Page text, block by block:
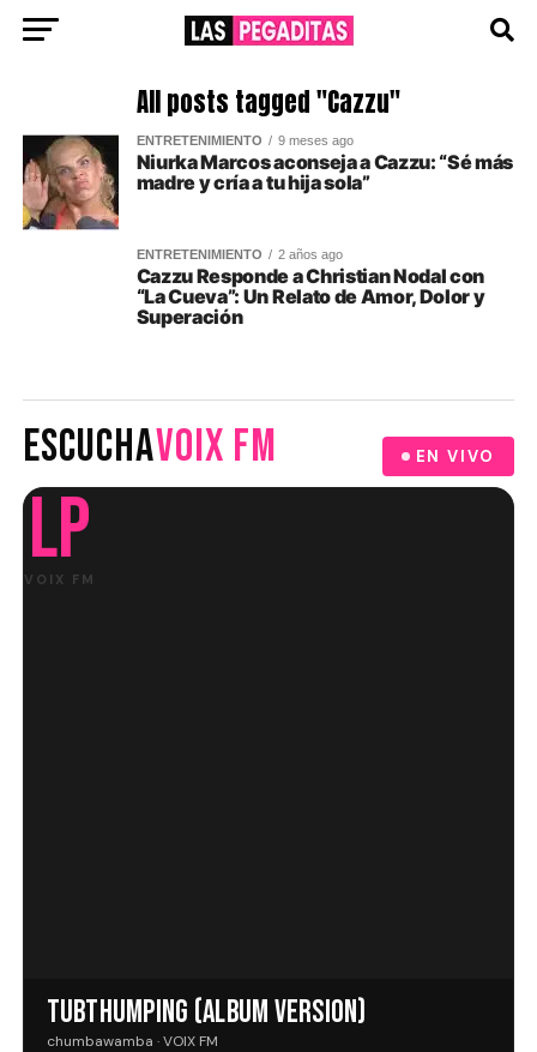
All posts tagged "Cazzu"
ENTRETENIMIENTO 9 meses ago
Niurka Marcos aconseja a Cazzu: “Sé más
madre y cría a tu hija sola”
ENTRETENIMIENTO 2 años ago
Cazzu Responde a Christian Nodal con
“La Cueva”: Un Relato de Amor, Dolor y
Superación
ESCUCHAVOIX FM EN VIVO
LP
VOIX FM
TUBTHUMPING (ALBUM VERSION)
chumbawamba · VOIX FM